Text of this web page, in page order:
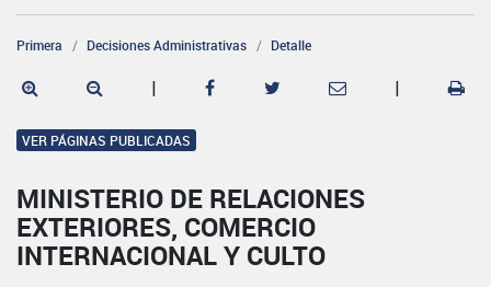
Primera Decisiones Administrativas Detalle
| |
VER PÁGINAS PUBLICADAS
MINISTERIO DE RELACIONES
EXTERIORES, COMERCIO
INTERNACIONAL Y CULTO